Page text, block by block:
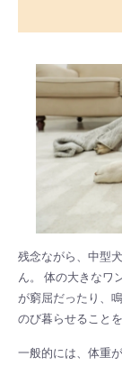
残念ながら、中型
ん。 体の大きなワ
が窮屈だったり、
のび暮らせること
一般的には、体重